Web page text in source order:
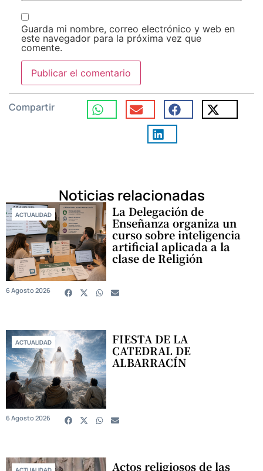
Guarda mi nombre, correo electrónico y web en
este navegador para la próxima vez que
comente.
Compartir
Noticias relacionadas
ACTUALIDAD La Delegación de
Enseñanza organiza un
curso sobre inteligencia
artificial aplicada a la
clase de Religión
6 Agosto 2026
ACTUALIDAD FIESTA DE LA
CATEDRAL DE
ALBARRACÍN
6 Agosto 2026
Actos religiosos de las